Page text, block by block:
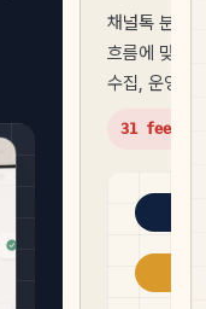
채널톡 분석
흐름에 맞춘
수집, 운영 자
31